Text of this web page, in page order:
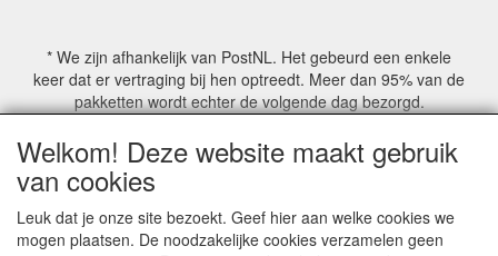
* We zijn afhankelijk van PostNL. Het gebeurd een enkele
keer dat er vertraging bij hen optreedt. Meer dan 95% van de
pakketten wordt echter de volgende dag bezorgd.
© COPYRIGHT by Mathmoswinkel.nl
Site Name, Ownership and Design Copyright by
Mathmoswinkel.nl
Copyrighted property may not be distributed, or displayed on
Welkom! Deze website maakt gebruik
van cookies
Leuk dat je onze site bezoekt. Geef hier aan welke cookies we
mogen plaatsen. De noodzakelijke cookies verzamelen geen